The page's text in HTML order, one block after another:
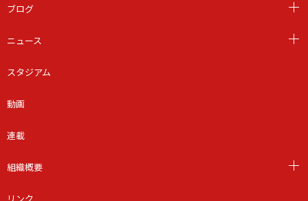
ブログ
ニュース
スタジアム
動画
連載
組織概要